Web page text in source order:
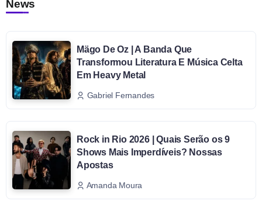
News
Mägo De Oz | A Banda Que
Transformou Literatura E Música Celta
Em Heavy Metal
Gabriel Fernandes
Rock in Rio 2026 | Quais Serão os 9
Shows Mais Imperdíveis? Nossas
Apostas
Amanda Moura